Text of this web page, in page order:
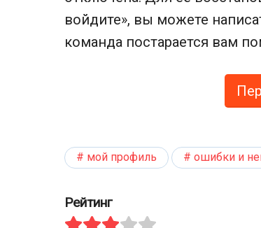
войдите», вы можете
команда постарается вам
мой профиль ошибки и
Рейтинг